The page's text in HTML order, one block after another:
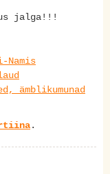
jalga!!!
ämblikumunad
.